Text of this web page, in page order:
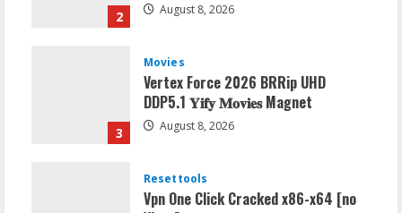
2 August 8, 2026
3
Movies
Vertex Force 2026 BRRip UHD
DDP5.1 𝐘𝐢𝐟𝐲 𝐌𝐨𝐯𝐢𝐞𝐬 Magnet
August 8, 2026
Resettools
Vpn One Click Cracked x86-x64 [no